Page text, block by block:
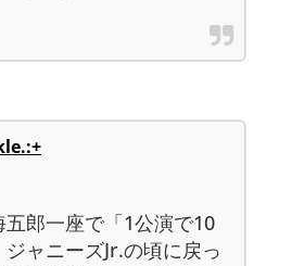
五郎一座で「1公演で10
ャニーズJr.の頃に戻っ